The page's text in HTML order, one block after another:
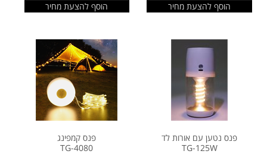
הוסף להצעת מחיר
הוסף להצעת מחיר
פנס נטען עם אורות לד
TG-125W
פנס קמפינג
TG-4080